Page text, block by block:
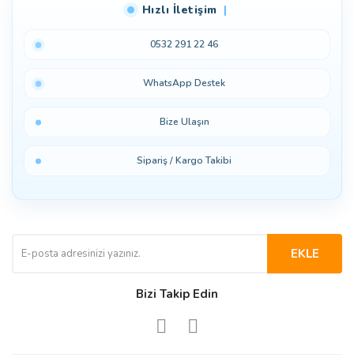
Hızlı İletişim
0532 291 22 46
WhatsApp Destek
Bize Ulaşın
Sipariş / Kargo Takibi
EKLE
Bizi Takip Edin